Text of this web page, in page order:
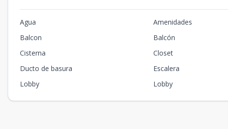
Agua Amenidades
Balcon
Balcón
Cisterna
Closet
Ducto de basura
Escalera
Lobby
Lobby